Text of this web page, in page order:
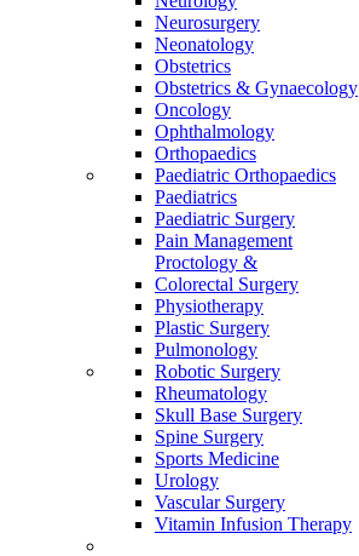
Neurosurgery
Neonatology
Obstetrics
Obstetrics & Gynaecology
Oncology
Ophthalmology
Orthopaedics
Paediatric Orthopaedics
Paediatrics
Paediatric Surgery
Pain Management
Proctology &
Colorectal Surgery
Physiotherapy
Plastic Surgery
Pulmonology
Robotic Surgery
Rheumatology
Skull Base Surgery
Spine Surgery
Sports Medicine
Urology
Vascular Surgery
Vitamin Infusion Therapy